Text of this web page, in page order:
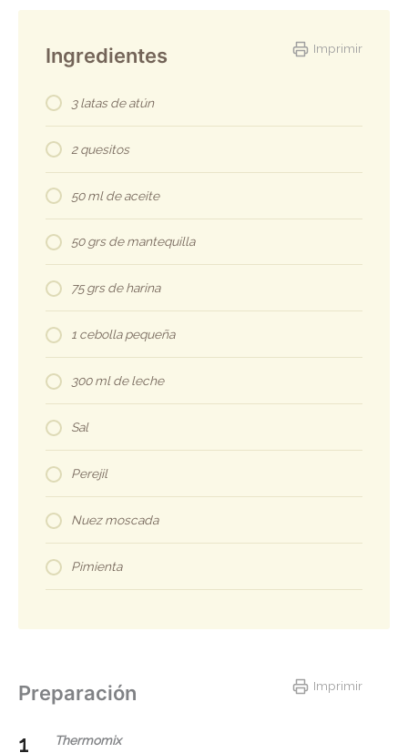
Imprimir
Ingredientes
3 latas de atún
2 quesitos
50 ml de aceite
50 grs de mantequilla
75 grs de harina
1 cebolla pequeña
300 ml de leche
Sal
Perejil
Nuez moscada
Pimienta
Imprimir
Preparación
Thermomix